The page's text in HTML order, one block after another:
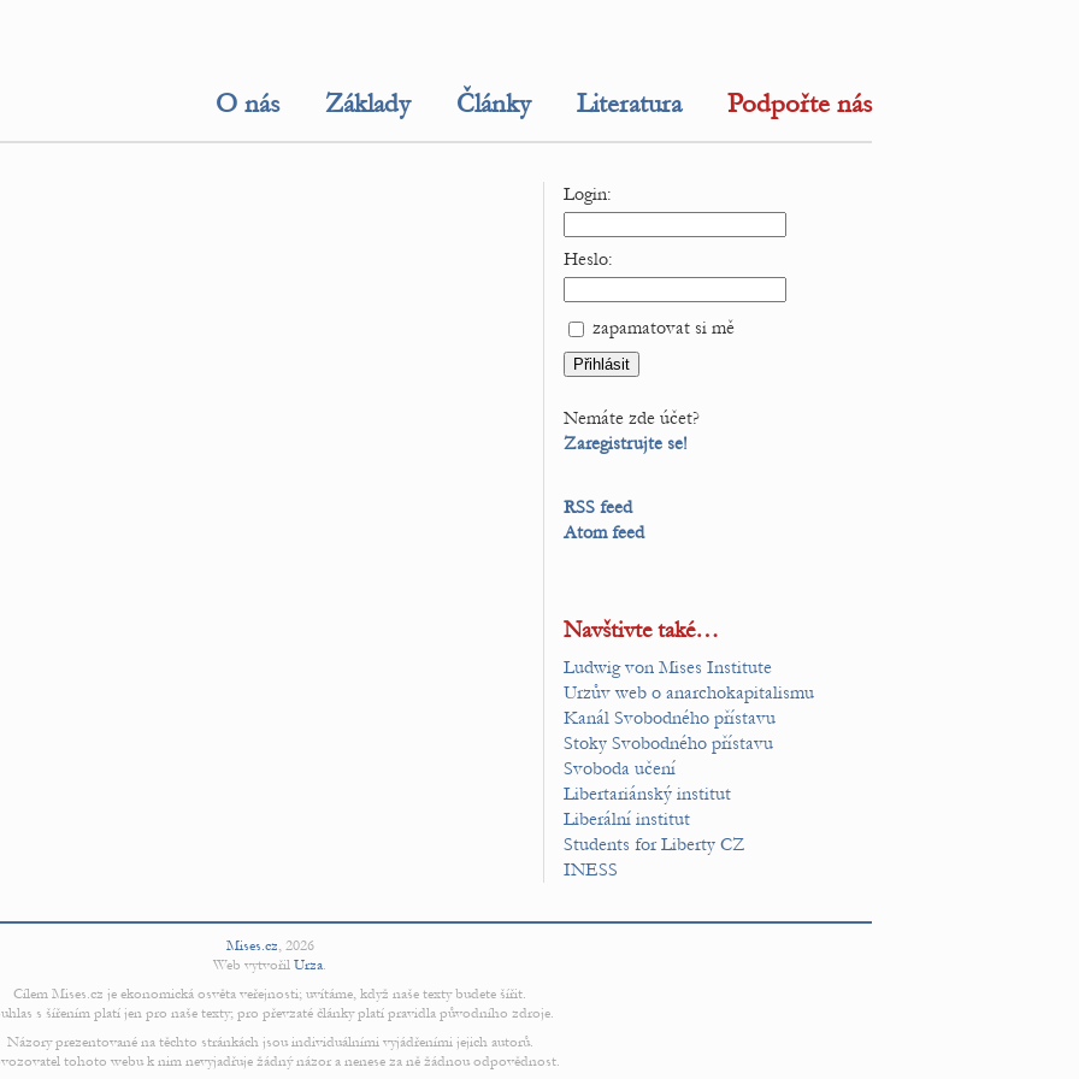
O nás Základy Články Literatura Podpořte nás
Login:
Heslo:
zapamatovat si mě
Nemáte zde účet?
Zaregistrujte se!
RSS feed
Atom feed
Navštivte také…
Ludwig von Mises Institute
Urzův web o anarchokapitalismu
Kanál Svobodného přístavu
Stoky Svobodného přístavu
Svoboda učení
Libertariánský institut
Liberální institut
Students for Liberty CZ
INESS
Mises.cz, 2026
Web vytvořil Urza.
Cílem Mises.cz je ekonomická osvěta veřejnosti; uvítáme, když naše texty budete šířit.
s šířením platí jen pro naše texty; pro převzaté články platí pravidla původního zdroje.
Názory prezentované na těchto stránkách jsou individuálními vyjádřeními jejich autorů.
tohoto webu k nim nevyjadřuje žádný názor a nenese za ně žádnou odpovědnost.